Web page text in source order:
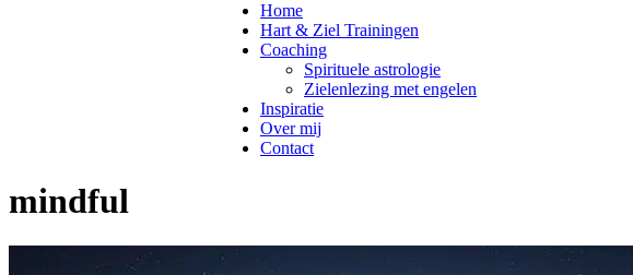
Home
Hart & Ziel Trainingen
Coaching
Spirituele astrologie
Zielenlezing met engelen
Inspiratie
Over mij
Contact
mindful